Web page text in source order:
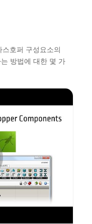
호퍼 구성요소의
방법에 대한 몇 가